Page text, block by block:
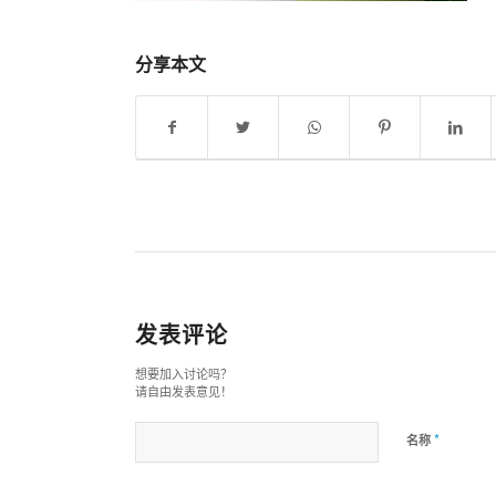
分享本文
发表评论
想要加入讨论吗？
请自由发表意见！
名称 *